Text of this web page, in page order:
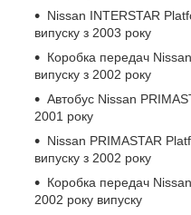
Nissan INTERSTAR
випуску з 2003 року
Коробка передач
випуску з 2002 року
Автобус Nissan
2001 року
Nissan PRIMASTAR
випуску з 2002 року
Коробка передач
2002 року випуску